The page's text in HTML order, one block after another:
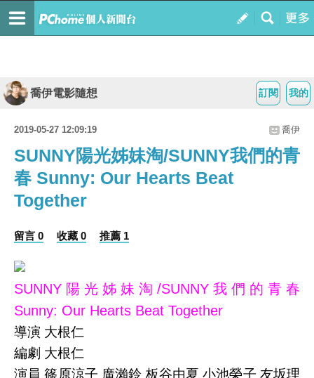
我的
訂閱
喬伊電影隨想
2019-05-27 12:09:19 喬伊
SUNNY陽光姊妹淘/SUNNY我們的青
春 Sunny: Our Hearts Beat
Together
留言 0 收藏 0 推薦 1
SUNNY陽光姊妹淘/SUNNY我們的青春
Sunny: Our Hearts Beat Together
導演 大根仁
編劇 大根仁
演員 篠原涼子 廣瀨鈴 板谷由夏 小池榮子 友坂理